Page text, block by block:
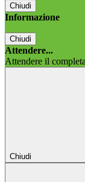
Chiudi
Informazione
Chiudi
Attendere...
Attendere il
Chiudi